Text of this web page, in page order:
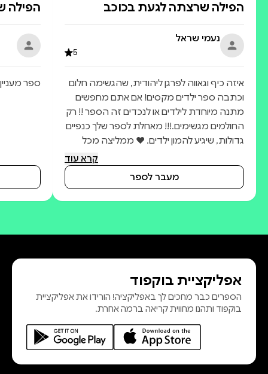
הפילה שרצתה לגעת בכוכב
נעמי שראל
5
איזה כיף וגאווה לפרגן ליהודית, שהגשימה חלום
וכתבה ספר ילדים מקסים! אם אתם מחפשים
מתנה מיוחדת לילדים או לנכדים זה הספר !! רק
החולמים מגשימים.!!! מאחלת לספר שלך כנפיים
גדולות, שיגיע להמון ילדים. ❤️ ממליצה מכל
קרא עוד
מעבר לספר
הפילה
ספר
אפליקציית בוקפוד
הספרים כבר מחכים לך באפליקציה! הורידו את אפליקציית
בוקפוד ותהנו מחווית קריאה ברמה אחרת.